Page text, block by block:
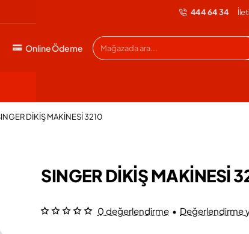
444 64 34
Online Ödeme
Mağazada
ara...
DİKİŞ MAKİNESİ 3210
SINGER DİKİŞ MAKİNESİ
0 değerlendirme • Değerlendirme